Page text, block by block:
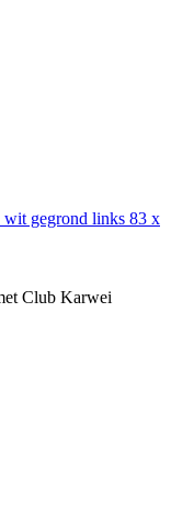
gegrond links 83 x
Club Karwei